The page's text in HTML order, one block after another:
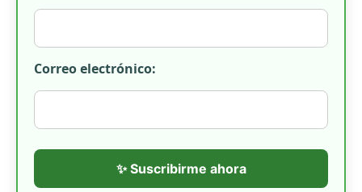
Correo electrónico:
✨ Suscribirme ahora